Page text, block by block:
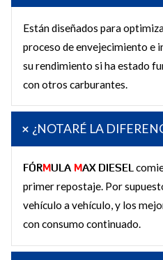
Están diseñados para
proceso de envejecimiento e
su rendimiento si ha estado
con otros carburantes.
¿NOTARÉ LA
FÓRMULA MAX DIESEL
primer repostaje. Por
vehículo a vehículo, y los
con consumo continuado.